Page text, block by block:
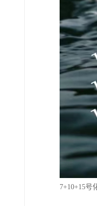
7+10+15号